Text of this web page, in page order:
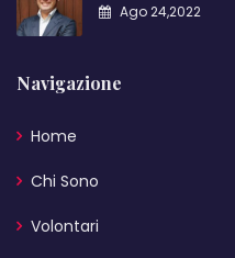
Ago 24,2022
Navigazione
Home
Chi Sono
Volontari